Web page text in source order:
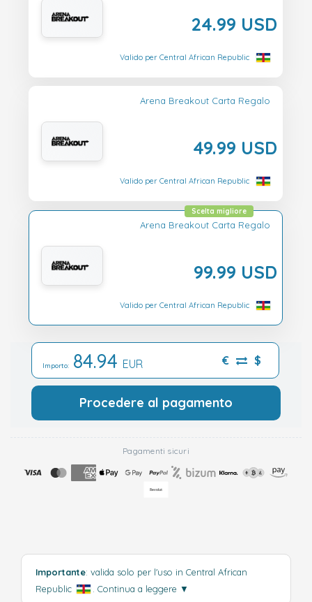
24.99 USD
Valido per Central African Republic
Arena Breakout Carta Regalo
49.99 USD
Valido per Central African Republic
Arena Breakout Carta Regalo
99.99 USD
Scelta migliore
Valido per Central African Republic
Importo: 84.94 EUR € $
Procedere al pagamento
Pagamenti sicuri
Importante: valida solo per l'uso in Central African
Republic
Continua a leggere ▼